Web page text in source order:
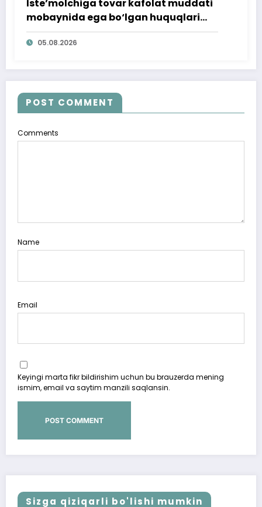
Iste’molchiga tovar kafolat muddati
mobaynida ega bo‘lgan huquqlari
ta’minlab berildi
05.08.2026
POST COMMENT
Comments
Name
Email
Keyingi marta fikr bildirishim uchun bu brauzerda mening
ismim, email va saytim manzili saqlansin.
Sizga qiziqarli bo'lishi mumkin